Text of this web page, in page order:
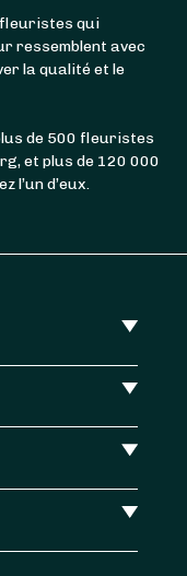
qui
ressemblent avec
la qualité et le
de 500 fleuristes
et plus de 120 000
l’un d’eux.